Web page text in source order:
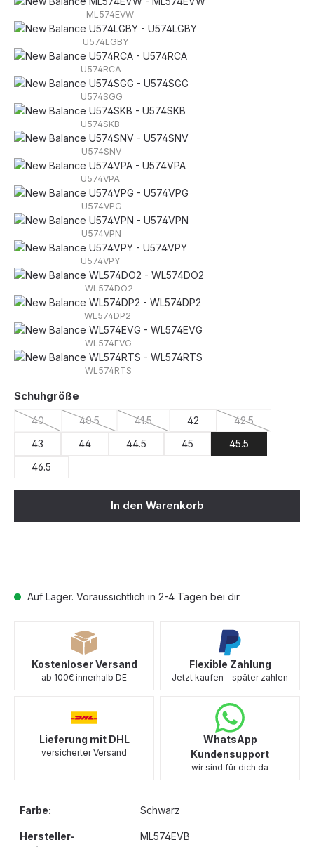
Auf Lager. Voraussichtlich in 2-4 Tagen bei dir.
ML574EVW
U574LGBY
U574RCA
U574SGG
U574SKB
U574SNV
U574VPA
U574VPG
U574VPN
U574VPY
WL574DO2
WL574DP2
WL574EVG
WL574RTS
Schuhgröße
40
(Diese Option ist zurzeit nicht verfügbar.)
40.5
(Diese Option ist zurzeit nicht verfügbar.)
41.5
(Diese Option ist zurzeit nicht verfügbar.)
42 42.5
(Diese Option
43 44 44.5 45
45.5
46.5
In den Warenkorb
Kostenloser Versand
ab 100€ innerhalb DE
Flexible Zahlung
Jetzt kaufen - später zahlen
Lieferung mit DHL
versicherter Versand
WhatsApp
Kundensupport
wir sind für dich da
Farbe: Schwarz
Hersteller-
ML574EVB